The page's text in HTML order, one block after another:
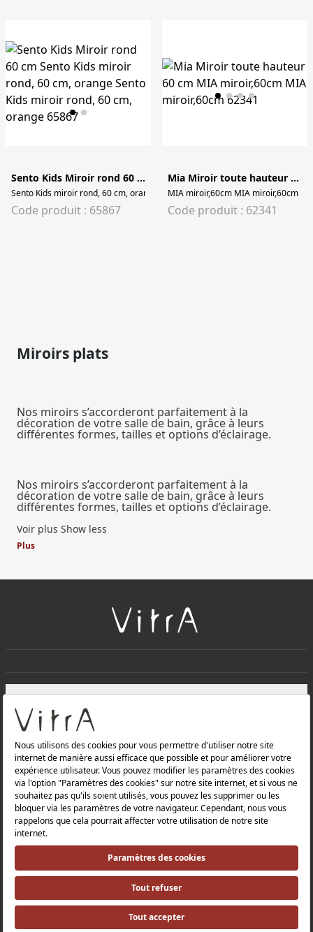
Sento Kids Miroir rond 60 cm
Sento Kids miroir rond, 60 cm, orange Sento Kids miroir rond, 60 cm, orange
Code produit : 65867
Mia Miroir toute hauteur 60 cm
MIA miroir,60cm MIA miroir,60cm
Code produit : 62341
Miroirs plats
Nos miroirs s’accorderont parfaitement à la
décoration de votre salle de bain, grâce à leurs
différentes formes, tailles et options d’éclairage.
Nos miroirs s’accorderont parfaitement à la
décoration de votre salle de bain, grâce à leurs
différentes formes, tailles et options d’éclairage.
Voir plus Show less
Plus
Produits
Politique de confidentialité et politique de protection des
Politique de qualité |
Politique de santé et de sécurité au travail |
Politique environnementale |
Politique énergétique |Relations avec les investisseurs |
Relations avec les investisseurs |